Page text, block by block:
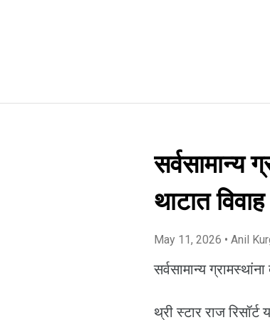
सर्वसामान्य
थाटात
May 11, 2026 • Anil
सर्वसामान्य
थ्री स्टार राज रिसॉर्ट